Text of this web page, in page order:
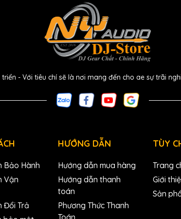
sắc nét và rõ ràng cho trống snare, giúp tăng
trống trong bản thu âm.
âm chính xác các âm thanh của cymbals và hi-hat,
bị mất thông tin âm thanh.
hồi và tiếng ồn
nghệ chống phản hồi và giảm tiếng ồn, giúp giữ cho
- Với tiêu chí sẽ là nơi mang đến cho ae sự trãi
Bảo Hành
Vận
Đổi Trả
HƯỚNG DẪN
Hướng dẫn mua hàng
Hướng dẫn thanh
toán
Phương Thức Thanh
TÙY
Trang
Giới
Sản